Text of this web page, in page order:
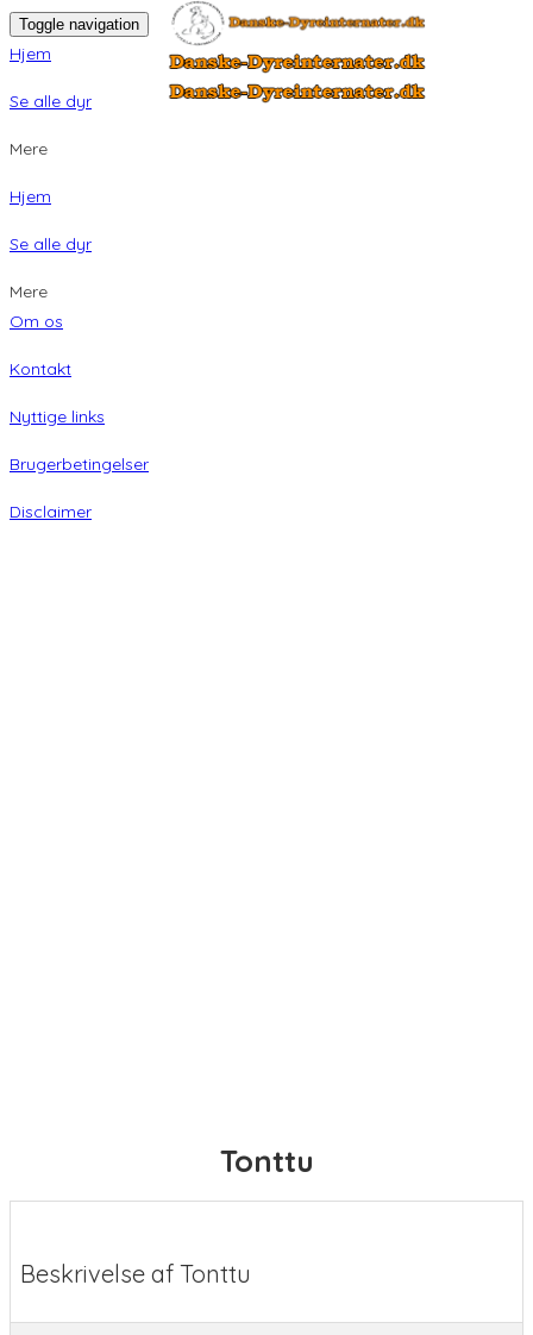
Toggle navigation
Hjem
Se alle dyr
Mere
Hjem
Se alle dyr
Mere
Om os
Kontakt
Nyttige links
Brugerbetingelser
Disclaimer
Tonttu
Beskrivelse af Tonttu